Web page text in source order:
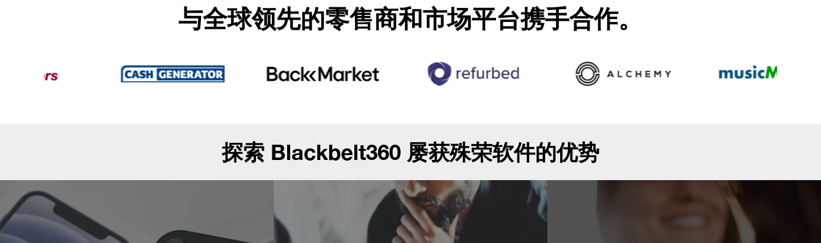
与全球领先的零售商和市场平台携手合作。
探索 Blackbelt360 屡获殊荣软件的优势